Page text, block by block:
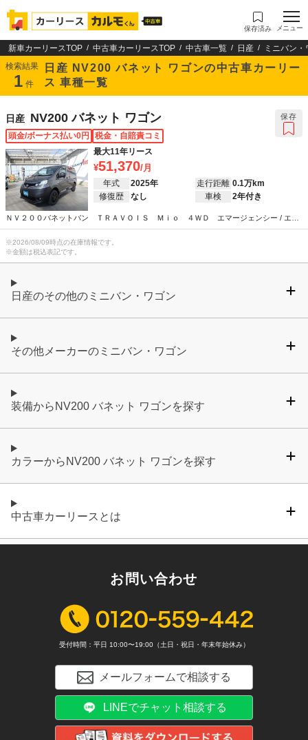
保存済み メニュー
新車カーリースTOP 中古車カーリースTOP 中古車一覧 日産
ミニバン・
検索結果
1 件
日産 NV200 バネット ワゴンの中古車カーリー
ス 車種一覧
日産 NV200 バネット ワゴン
頭金/ボーナス払い0円
税金・自賠責コミ
最大11年リース
51,370
年式 2025年 走行距離 0.1万km
修復歴
なし 車検 2年付き
ＮＶ２００バネットバン ＴＲＡＶＯＩＳ Ｍｉｏ ４ＷＤ エマージェンシー / エア
コン / ABS / パワーステアリング / パワーウインドウ
保存
※2026/08/09時点の在庫情報です。
※金額は税込表記です。
日産のその他のミニバン・ワゴン
その他メーカーのミニバン・ワゴン
装備からNV200 バネット ワゴンを探す
カラーからNV200 バネット ワゴンを探す
中古車カーリースとは
お問い合わせ
受付時間：平日 10:00〜19:00（土日・祝日・年末年始休み）
メールフォームで相談する
LINEでチャット相談する